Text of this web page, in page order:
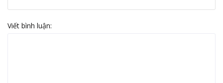
Viết bình luận: